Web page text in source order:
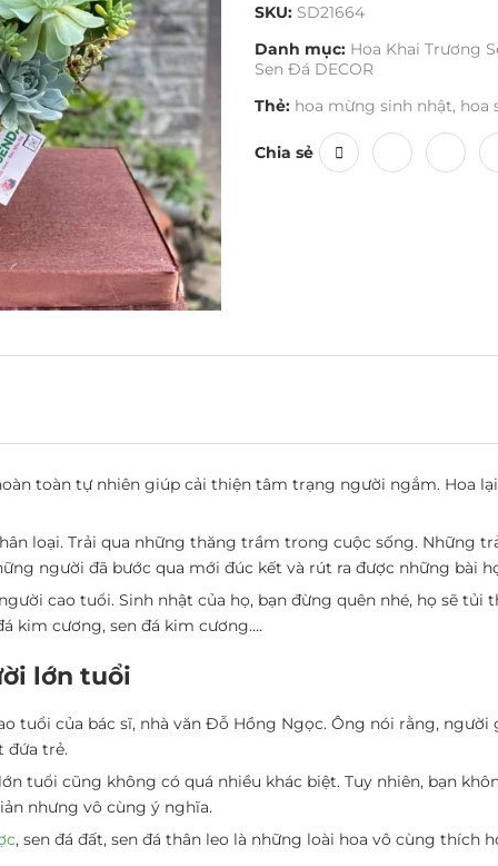
SKU: SD21664
Danh mục: Hoa Khai Trương
Sen Đá DECOR
Thẻ: hoa mừng sinh nhật, hoa
Chia sẻ
toàn tự nhiên giúp cải thiện tâm trạng người ngắm. Hoa
loại. Trải qua những thăng trầm trong cuộc sống. Những
người đã bước qua mới đúc kết và rút ra được những bài
cao tuổi. Sinh nhật của họ, bạn đừng quên nhé, họ sẽ
kim cương, sen đá kim cương….
lớn tuổi
tuổi của bác sĩ, nhà văn Đỗ Hồng Ngọc. Ông nói rằng,
đứa trẻ.
tuổi cũng không có quá nhiều khác biệt. Tuy nhiên, bạn
nhưng vô cùng ý nghĩa.
, sen đá đất, sen đá thân leo là những loài hoa vô cùng thích